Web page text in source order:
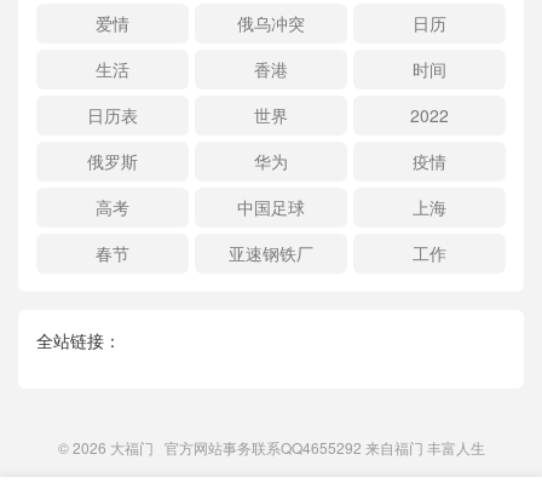
爱情
俄乌冲突
日历
生活
香港
时间
日历表
世界
2022
俄罗斯
华为
疫情
高考
中国足球
上海
春节
亚速钢铁厂 工作
全站链接：
© 2026 大福门 官方网站事务联系QQ4655292 来自福门 丰富人生